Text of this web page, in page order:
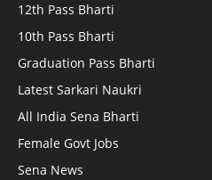
12th Pass Bharti
10th Pass Bharti
Graduation Pass Bharti
Latest Sarkari Naukri
All India Sena Bharti
Female Govt Jobs
Sena News